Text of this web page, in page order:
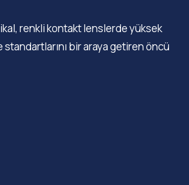
renkli kontakt lenslerde yüksek
bir araya getiren öncü